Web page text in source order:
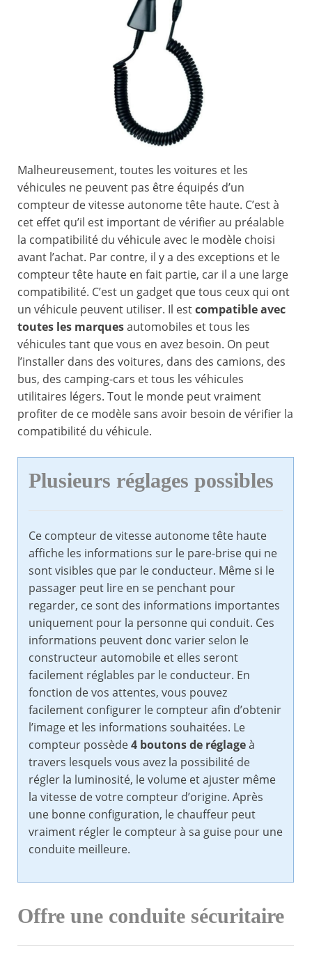
Malheureusement, toutes les voitures et les
véhicules ne peuvent pas être équipés d’un
compteur de vitesse autonome tête haute. C’est à
cet effet qu’il est important de vérifier au préalable
la compatibilité du véhicule avec le modèle choisi
avant l’achat. Par contre, il y a des exceptions et le
compteur tête haute en fait partie, car il a une large
compatibilité. C’est un gadget que tous ceux qui ont
un véhicule peuvent utiliser. Il estcompatible avec
toutes les marquesautomobiles et tous les
véhicules tant que vous en avez besoin. On peut
l’installer dans des voitures, dans des camions, des
bus, des camping-cars et tous les véhicules
utilitaires légers. Tout le monde peut vraiment
profiter de ce modèle sans avoir besoin de vérifier la
compatibilité du véhicule.
Plusieurs réglages possibles
Ce compteur de vitesse autonome tête haute
affiche les informations sur le pare-brise qui ne
sont visibles que par le conducteur. Même si le
passager peut lire en se penchant pour
regarder, ce sont des informations importantes
uniquement pour la personne qui conduit. Ces
informations peuvent donc varier selon le
constructeur automobile et elles seront
facilement réglables par le conducteur. En
fonction de vos attentes, vous pouvez
facilement configurer le compteur afin d’obtenir
l’image et les informations souhaitées. Le
compteur possède4 boutons de réglageà
travers lesquels vous avez la possibilité de
régler la luminosité, le volume et ajuster même
la vitesse de votre compteur d’origine. Après
une bonne configuration, le chauffeur peut
vraiment régler le compteur à sa guise pour une
conduite meilleure.
Offre une conduite sécuritaire